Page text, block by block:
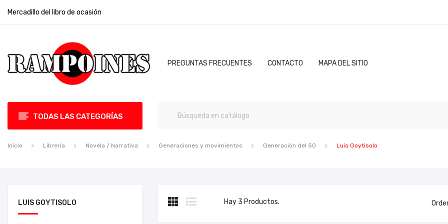
Mercadillo del libro de ocasión
PREGUNTAS FRECUENTES CONTACTO MAPA DEL SITIO
TODAS LAS CATEGORÍAS
Inicio Librería Novela / Narrativa Generaciones y movimientos Generación del 50 Luis Goytisolo
LUIS GOYTISOLO Hay 3 Productos.